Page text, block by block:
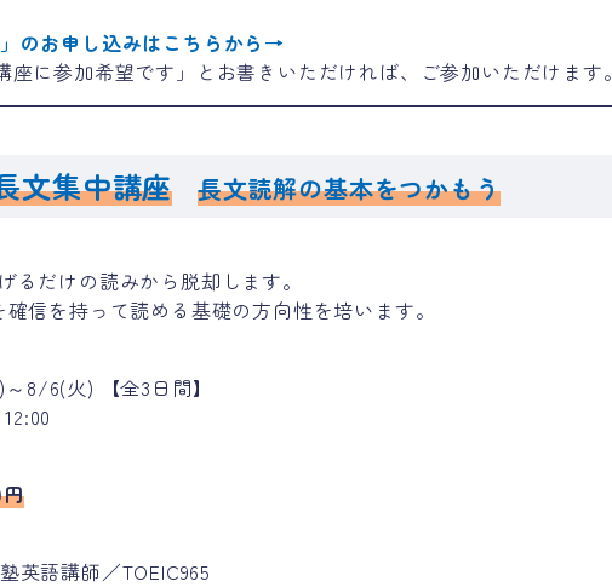
」のお申し込みはこちらから→
座に参加希望です」とお書きいただければ、ご参加いただけます。
文集中講座 長文読解の基本をつかもう
るだけの読みから脱却します。
信を持って読める基礎の方向性を培います。
8/6(火) 【全3日間】
英語講師／TOEIC965